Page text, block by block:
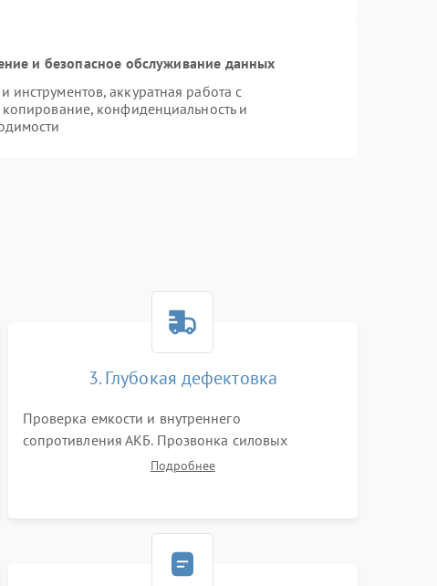
и безопасное обслуживание данных
аккуратная работа с
конфиденциальность и
3. Глубокая дефектовка
Проверка емкости и внутреннего
сопротивления АКБ. Прозвонка силовых
транзисторов инвертора, диодов, реле
Подробнее